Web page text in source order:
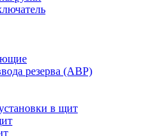
резерва (АВР)
в щит